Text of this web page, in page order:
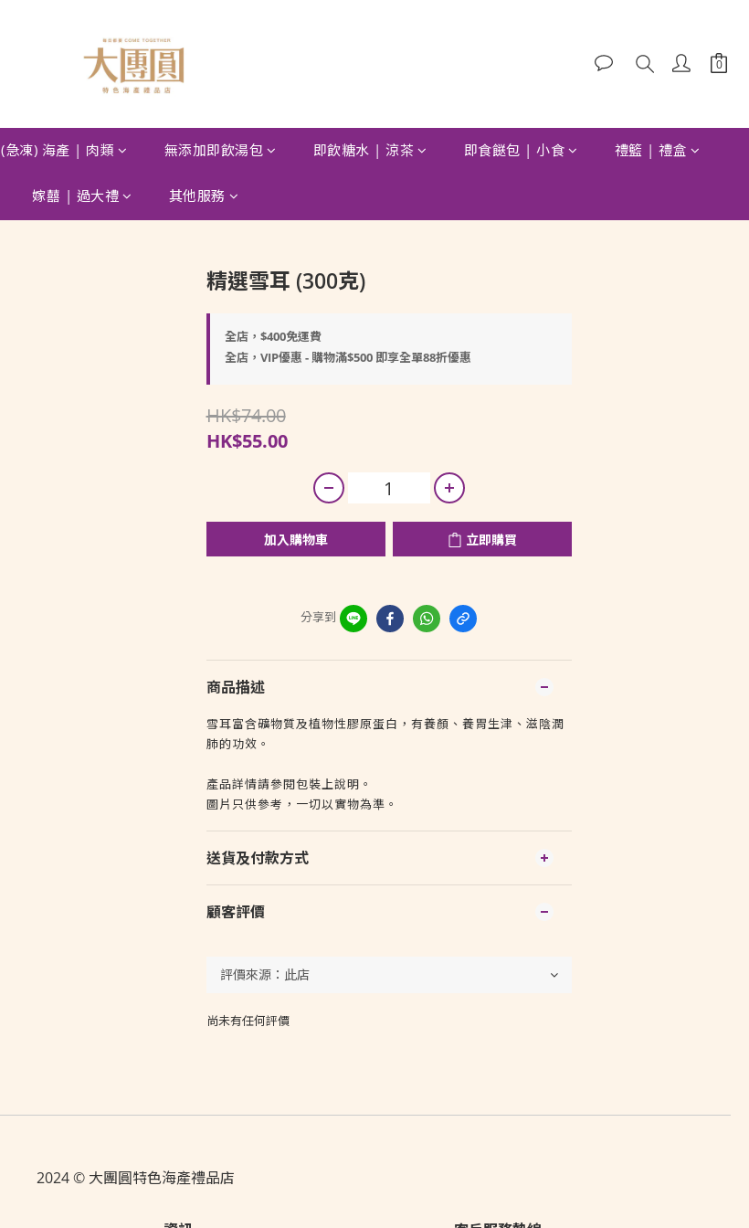
(急凍) 海產 | 肉類 無添加即飲湯包 即飲糖水 | 涼茶 即食餸包 | 小食 禮籃 | 禮盒
嫁囍 | 過大禮 其他服務
精選雪耳 (300克)
全店，$400免運費
全店，VIP優惠 - 購物滿$500 即享全單88折優惠
HK$74.00
HK$55.00
加入購物車 立即購買
分享到
商品描述
雪耳富含礦物質及植物性膠原蛋白，有養顏、養胃生津、滋陰潤
肺的功效。
產品詳情請參閱包裝上說明。
圖片只供參考，一切以實物為準。
送貨及付款方式
顧客評價
尚未有任何評價
2024 © 大團圓特色海產禮品店